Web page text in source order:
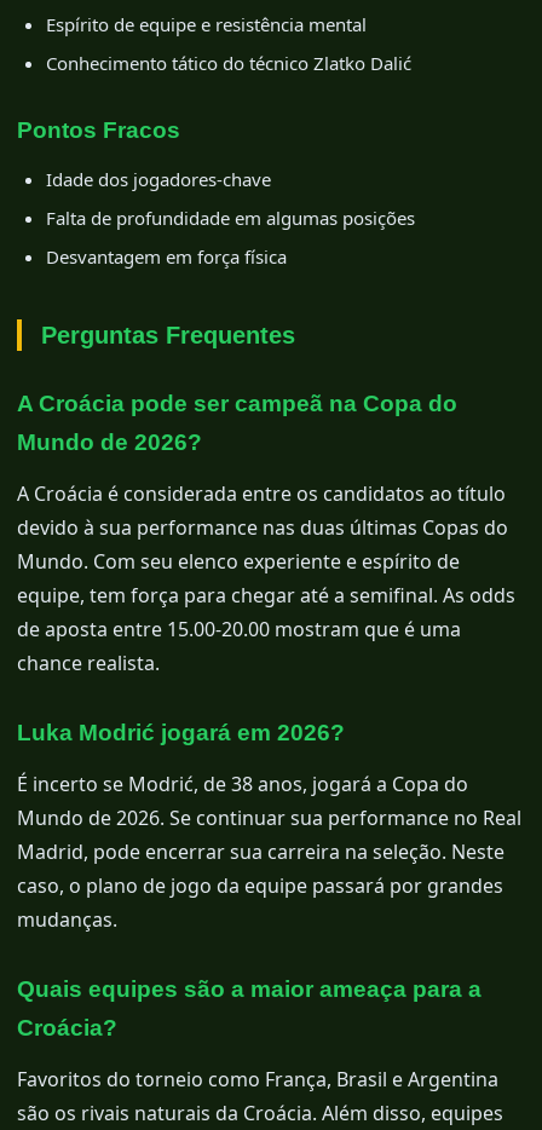
Espírito de equipe e resistência mental
Conhecimento tático do técnico Zlatko Dalić
Pontos Fracos
Idade dos jogadores-chave
Falta de profundidade em algumas posições
Desvantagem em força física
Perguntas Frequentes
A Croácia pode ser campeã na Copa do
Mundo de 2026?
A Croácia é considerada entre os candidatos ao título
devido à sua performance nas duas últimas Copas do
Mundo. Com seu elenco experiente e espírito de
equipe, tem força para chegar até a semifinal. As odds
de aposta entre 15.00-20.00 mostram que é uma
chance realista.
Luka Modrić jogará em 2026?
É incerto se Modrić, de 38 anos, jogará a Copa do
Mundo de 2026. Se continuar sua performance no Real
Madrid, pode encerrar sua carreira na seleção. Neste
caso, o plano de jogo da equipe passará por grandes
mudanças.
Quais equipes são a maior ameaça para a
Croácia?
Favoritos do torneio como França, Brasil e Argentina
são os rivais naturais da Croácia. Além disso, equipes